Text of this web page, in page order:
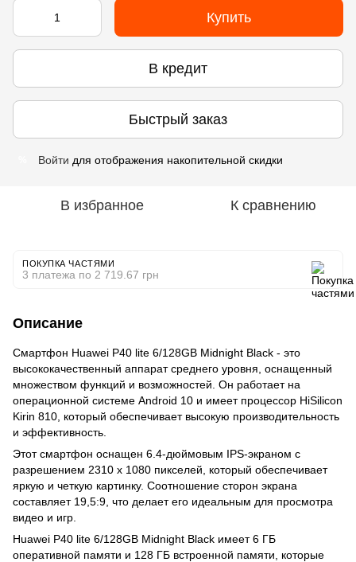
Купить
В кредит
Быстрый заказ
Войти для отображения накопительной скидки
В избранное К сравнению
ПОКУПКА ЧАСТЯМИ
3 платежа по 2 719.67 грн
Описание
Смартфон Huawei P40 lite 6/128GB Midnight Black - это
высококачественный аппарат среднего уровня, оснащенный
множеством функций и возможностей. Он работает на
операционной системе Android 10 и имеет процессор HiSilicon
Kirin 810, который обеспечивает высокую производительность
и эффективность.
Этот смартфон оснащен 6.4-дюймовым IPS-экраном с
разрешением 2310 x 1080 пикселей, который обеспечивает
яркую и четкую картинку. Соотношение сторон экрана
составляет 19,5:9, что делает его идеальным для просмотра
видео и игр.
Huawei P40 lite 6/128GB Midnight Black имеет 6 ГБ
оперативной памяти и 128 ГБ встроенной памяти, которые